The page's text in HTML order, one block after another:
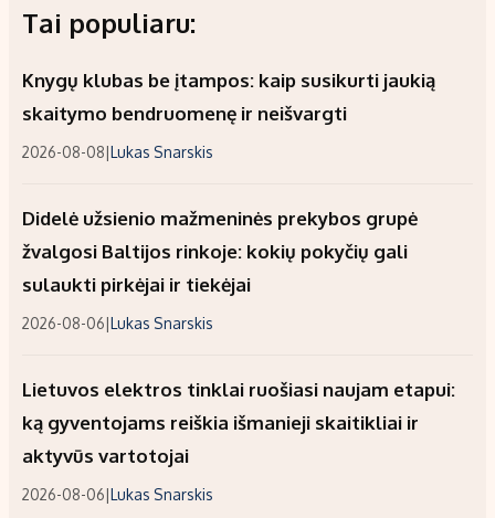
Tai populiaru:
Knygų klubas be įtampos: kaip susikurti jaukią
skaitymo bendruomenę ir neišvargti
2026-08-08|Lukas Snarskis
Didelė užsienio mažmeninės prekybos grupė
žvalgosi Baltijos rinkoje: kokių pokyčių gali
sulaukti pirkėjai ir tiekėjai
2026-08-06|Lukas Snarskis
Lietuvos elektros tinklai ruošiasi naujam etapui:
ką gyventojams reiškia išmanieji skaitikliai ir
aktyvūs vartotojai
2026-08-06|Lukas Snarskis